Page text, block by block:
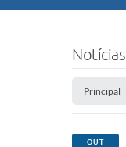
Notícias
Principal
OUT